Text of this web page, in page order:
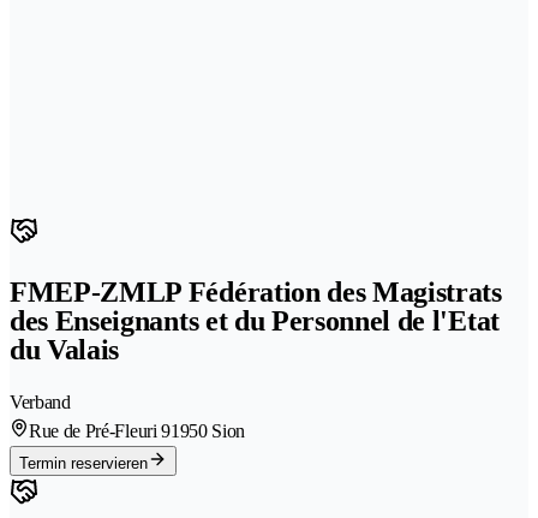
FMEP-ZMLP Fédération des Magistrats
des Enseignants et du Personnel de l'Etat
du Valais
Verband
Rue de Pré-Fleuri 91950 Sion
Termin reservieren